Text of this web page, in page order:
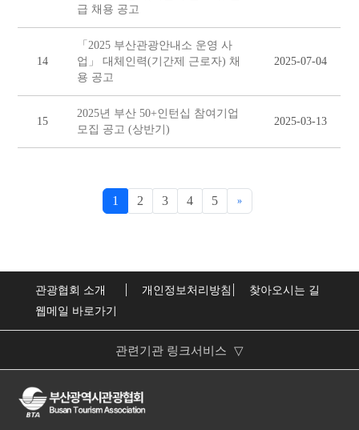
급 채용 공고
14
「2025 부산관광안내소 운영 사
업」 대체인력(기간제 근로자) 채
용 공고
2025-07-04
15
2025년 부산 50+인턴십 참여기업
모집 공고 (상반기)
2025-03-13
1 2 3 4 5 »
관광협회 소개 개인정보처리방침
찾아오시는 길
웹메일 바로가기
관련기관 링크서비스 ▽
부산광역시